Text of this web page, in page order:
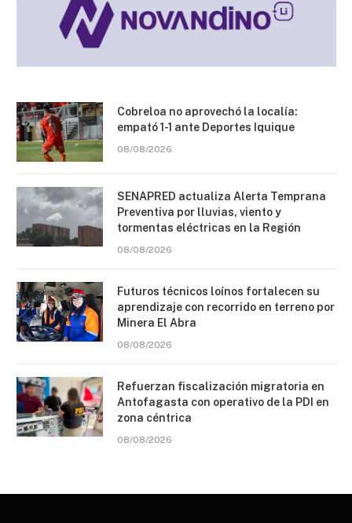
Cobreloa no aprovechó la localía:
empató 1-1 ante Deportes Iquique
08/08/2026
SENAPRED actualiza Alerta Temprana
Preventiva por lluvias, viento y
tormentas eléctricas en la Región
08/08/2026
Futuros técnicos loínos fortalecen su
aprendizaje con recorrido en terreno por
Minera El Abra
08/08/2026
Refuerzan fiscalización migratoria en
Antofagasta con operativo de la PDI en
zona céntrica
08/08/2026